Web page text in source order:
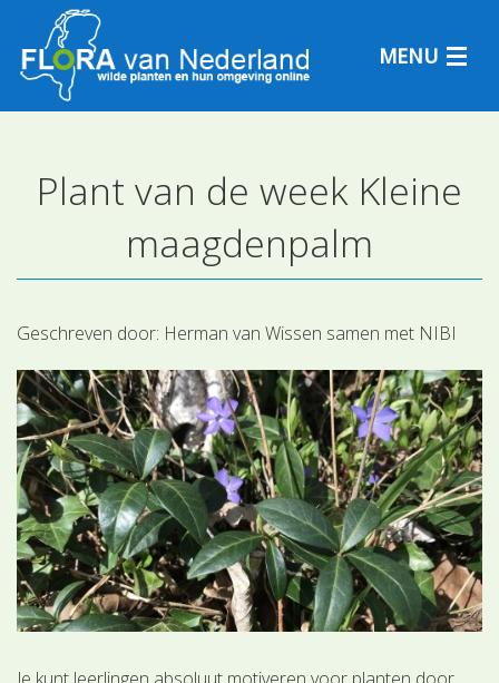
MENU
Plantensoorten
Plantengemeenschappen
Determineren
Plant van de week Kleine
maagdenpalm
Geschreven door: Herman van Wissen samen met NIBI